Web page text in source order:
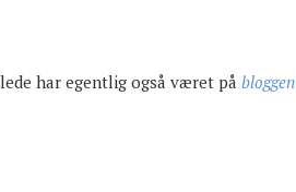
har egentlig også været på bloggen